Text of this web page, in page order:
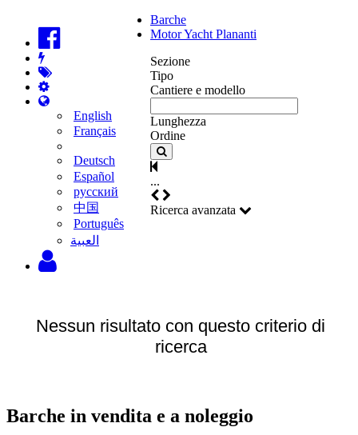
English
Français
Deutsch
Español
русский
中国
Português
‫العبية
Barche
Motor Yacht Plananti
Sezione
Tipo
Cantiere e modello
Lunghezza
Ordine
...
Ricerca avanzata
Nessun risultato con questo criterio di
ricerca
Barche in vendita e a noleggio